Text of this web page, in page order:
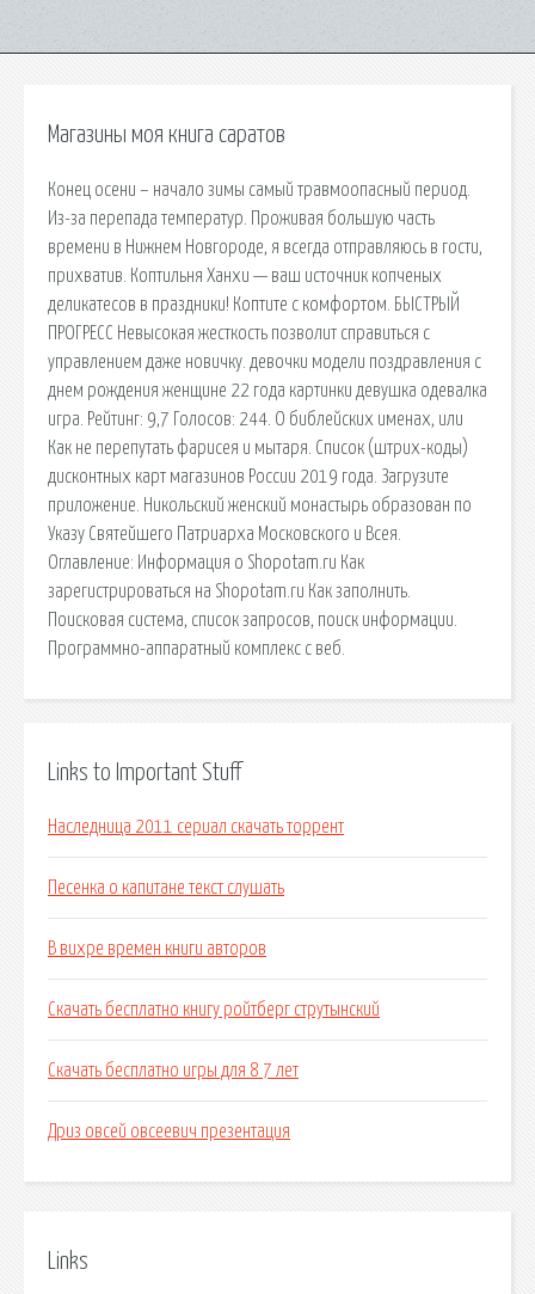
Магазины моя книга саратов
Конец осени – начало зимы самый травмоопасный период.
Из-за перепада температур. Проживая большую часть
времени в Нижнем Новгороде, я всегда отправляюсь в гости,
прихватив. Коптильня Ханхи — ваш источник копченых
деликатесов в праздники! Коптите с комфортом. БЫСТРЫЙ
ПРОГРЕСС Невысокая жесткость позволит справиться с
управлением даже новичку. девочки модели поздравления с
днем рождения женщине 22 года картинки девушка одевалка
игра. Рейтинг: 9,7 Голосов: 244. О библейских именах, или
Как не перепутать фарисея и мытаря. Список (штрих-коды)
дисконтных карт магазинов России 2019 года. Загрузите
приложение. Никольский женский монастырь образован по
Указу Святейшего Патриарха Московского и Всея.
Оглавление: Информация о Shopotam.ru Как
зарегистрироваться на Shopotam.ru Как заполнить.
Поисковая сиcтема, список запросов, поиск информации.
Программно-аппаратный комплекс с веб.
Links to Important Stuff
Наследница 2011 сериал скачать торрент
Песенка о капитане текст слушать
В вихре времен книги авторов
Скачать бесплатно книгу ройтберг струтынский
Скачать бесплатно игры для 8 7 лет
Дриз овсей овсеевич презентация
Links